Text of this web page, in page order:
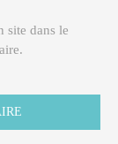
site dans le